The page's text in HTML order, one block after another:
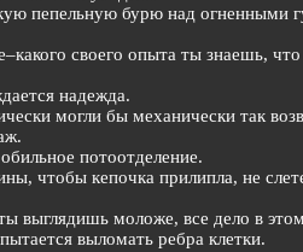
пепельную бурю над огненными
своего опыта ты знаешь,
надежда.
могли бы механически так
потоотделение.
чтобы кепочка прилипла, не
выглядишь моложе, все дело в
выломать ребра клетки.